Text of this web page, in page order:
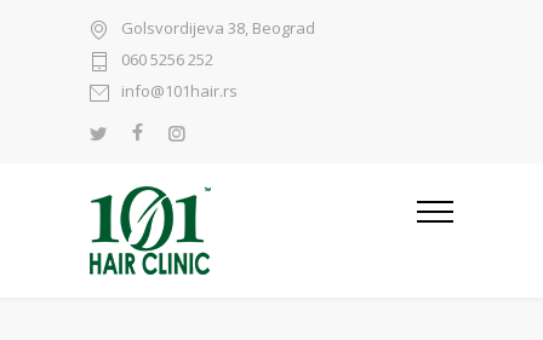
Golsvordijeva 38, Beograd
060 5256 252
info@101hair.rs